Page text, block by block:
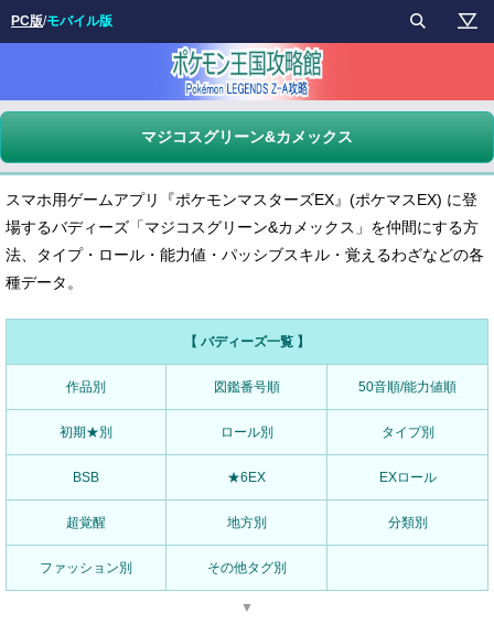
マジコスグリーン&カメックス
スマホ用ゲームアプリ『ポケモンマスターズEX』(ポケマスEX) に登
場するバディーズ「マジコスグリーン&カメックス」を仲間にする方
法、タイプ・ロール・能力値・パッシブスキル・覚えるわざなどの各
種データ。
【 バディーズ一覧 】
作品別 図鑑番号順 50音順/能力値順
初期★別 ロール別 タイプ別
BSB ★6EX EXロール
超覚醒 地方別 分類別
ファッション別 その他タグ別
▼
PC版/モバイル版